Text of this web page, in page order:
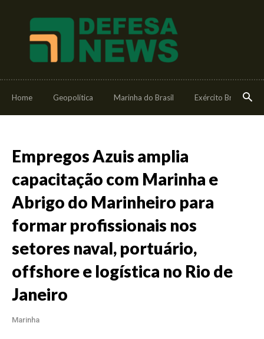
Home Geopolítica Marinha do Brasil Exército Brasileiro
Empregos Azuis amplia
capacitação com Marinha e
Abrigo do Marinheiro para
formar profissionais nos
setores naval, portuário,
offshore e logística no Rio de
Janeiro
Marinha